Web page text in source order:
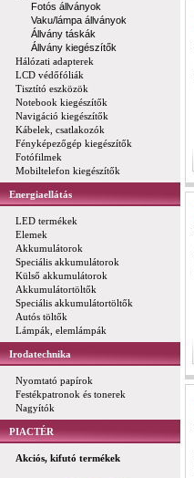
Fotós állványok
Vaku/lámpa állványok
Állvány táskák
Állvány kiegészítők
Hálózati adapterek
LCD védőfóliák
Tisztító eszközök
Notebook kiegészítők
Navigáció kiegészítők
Kábelek, csatlakozók
Fényképezőgép kiegészítők
Fotófilmek
Mobiltelefon kiegészítők
Energiaellátás
LED termékek
Elemek
Akkumulátorok
Speciális akkumulátorok
Külső akkumulátorok
Akkumulátortöltők
Speciális akkumulátortöltők
Autós töltők
Lámpák, elemlámpák
Irodatechnika
Nyomtató papírok
Festékpatronok és tonerek
Nagyítók
PIACTÉR
Akciós, kifutó termékek